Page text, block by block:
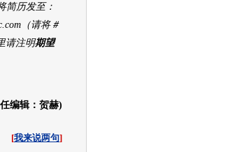
简历发至：
（请将＃
请注明期望
编辑：贺赫)
[我来说两句]